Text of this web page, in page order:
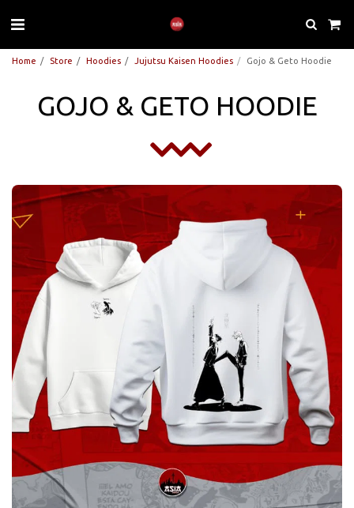
Home Store Hoodies Jujutsu Kaisen Hoodies Gojo & Geto Hoodie
GOJO & GETO HOODIE